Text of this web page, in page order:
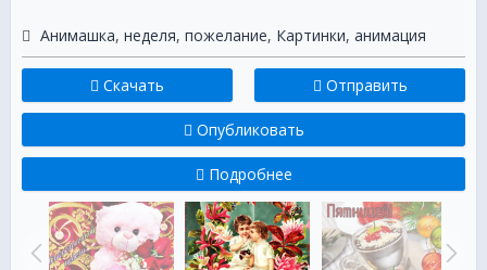
Анимашка, неделя, пожелание, Картинки, анимация
Скачать Отправить
Опубликовать
Подробнее